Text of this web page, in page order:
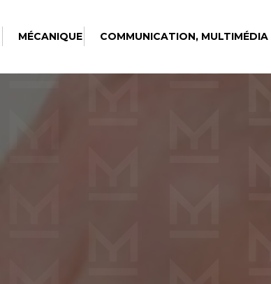
MÉCANIQUE COMMUNICATION,